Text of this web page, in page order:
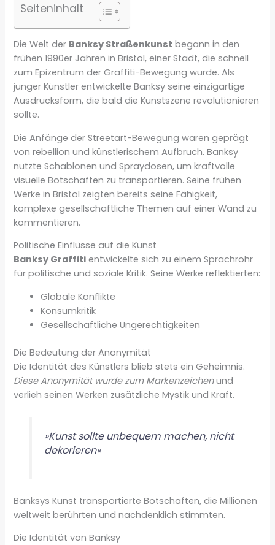
Seiteninhalt
Die Welt der Banksy Straßenkunst begann in den
frühen 1990er Jahren in Bristol, einer Stadt, die schnell
zum Epizentrum der Graffiti-Bewegung wurde. Als
junger Künstler entwickelte Banksy seine einzigartige
Ausdrucksform, die bald die Kunstszene revolutionieren
sollte.
Die Anfänge der Streetart-Bewegung waren geprägt
von rebellion und künstlerischem Aufbruch. Banksy
nutzte Schablonen und Spraydosen, um kraftvolle
visuelle Botschaften zu transportieren. Seine frühen
Werke in Bristol zeigten bereits seine Fähigkeit,
komplexe gesellschaftliche Themen auf einer Wand zu
kommentieren.
Politische Einflüsse auf die Kunst
Banksy Graffiti entwickelte sich zu einem Sprachrohr
für politische und soziale Kritik. Seine Werke reflektierten:
Globale Konflikte
Konsumkritik
Gesellschaftliche Ungerechtigkeiten
Die Bedeutung der Anonymität
Die Identität des Künstlers blieb stets ein Geheimnis.
Diese Anonymität wurde zum Markenzeichenund
verlieh seinen Werken zusätzliche Mystik und Kraft.
»Kunst sollte unbequem machen, nicht
dekorieren«
Banksys Kunst transportierte Botschaften, die Millionen
weltweit berührten und nachdenklich stimmten.
Die Identität von Banksy